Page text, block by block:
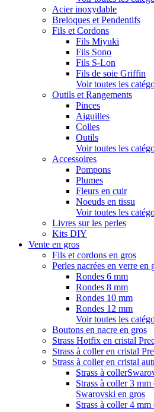
Acier inoxydable
Breloques et Pendentifs
Fils et Cordons
Fils Miyuki
Fils Sono
Fils S-Lon
Fils de soie Griffin
Voir toutes les
Outils et Rangements
Pinces
Aiguilles
Colles
Outils
Voir toutes les
Accessoires
Pompons
Plumes
Fleurs en cuir
Noeuds en tissu
Voir toutes les
Livres sur les perles
Kits DIY
Vente en gros
Fils et cordons en gros
Perles nacrées en verre en
Rondes 6 mm
Rondes 8 mm
Rondes 10 mm
Rondes 12 mm
Voir toutes les
Boutons en nacre en gros
Strass Hotfix en cristal
Strass à coller en cristal
Strass à coller en cristal
Strass à
Strass à coller 3
Swarovski en gros
Strass à coller 4